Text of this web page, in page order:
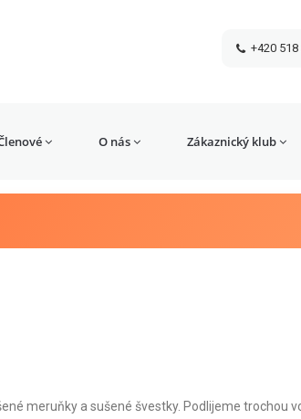
+420 518
O nás Zákaznický klub
meruňky a sušené švestky. Podlijeme trochou